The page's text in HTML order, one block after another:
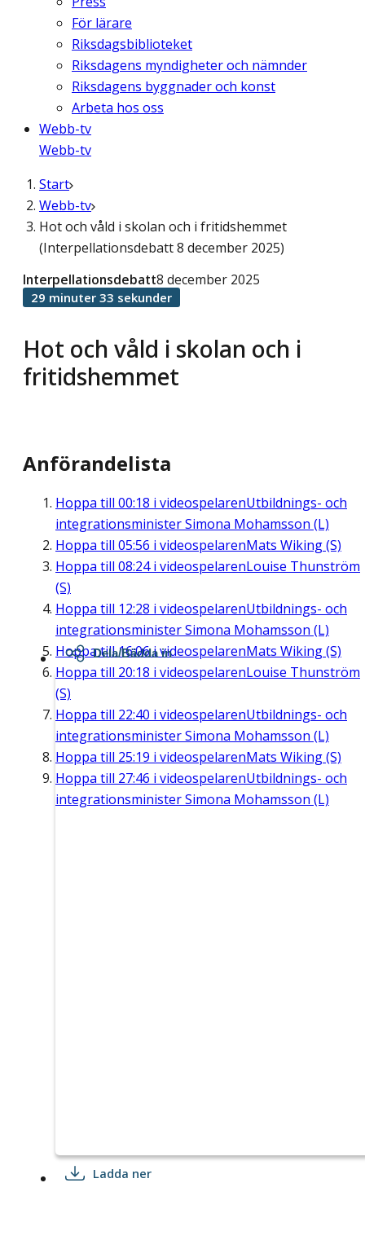
För lärare
Riksdagsbiblioteket
Riksdagens myndigheter och nämnder
Riksdagens byggnader och konst
Arbeta hos oss
Webb-tv
Webb-tv
Start
Webb-tv
Hot och våld i skolan och i fritidshemmet
(Interpellationsdebatt 8 december 2025)
Hot och våld i skolan och i
fritidshemmet
Interpellationsdebatt8 december 2025
29 minuter 33 sekunder
Anförandelista
Hoppa till 00:18 i videospelarenUtbildnings- och
integrationsminister Simona Mohamsson (L)
Hoppa till 05:56 i videospelarenMats Wiking (S)
Hoppa till 08:24i videospelarenLouise Thunström
(S)
Hoppa till 12:28 i videospelarenUtbildnings- och
integrationsminister Simona Mohamsson (L)
Hoppa till16:06i videospelarenMats Wiking (S)
Hoppa till 20:18 i videospelarenLouise Thunström
(S)
Hoppa till 22:40 i videospelarenUtbildnings- och
integrationsminister Simona Mohamsson (L)
Hoppa till 25:19 i videospelarenMats Wiking (S)
Hoppa till 27:46 i videospelarenUtbildnings- och
integrationsminister Simona Mohamsson (L)
Dela/Bädda in
Ladda ner